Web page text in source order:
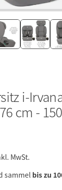
i-
cm -
MwSt.
sammel bis zu